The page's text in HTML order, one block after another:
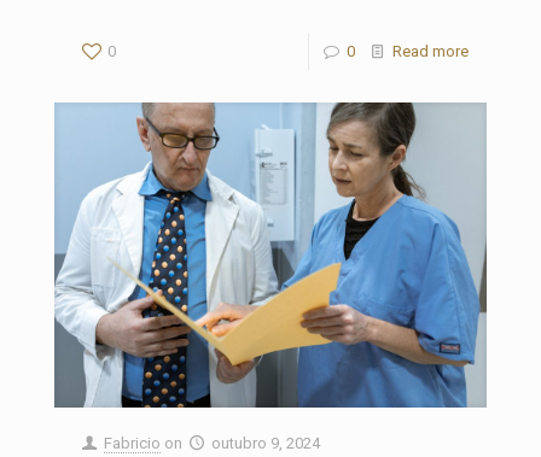
0 0 Read more
Fabricio on outubro 9, 2024